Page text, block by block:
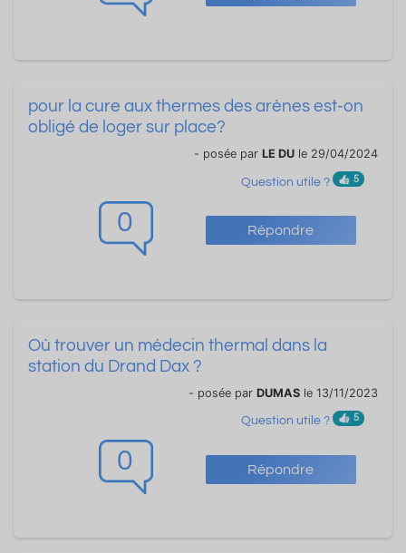
0 Répondre
pour la cure aux thermes des arènes est-on
obligé de loger sur place?
- posée par LE DU le 29/04/2024
Question utile ? 5
0 Répondre
Où trouver un médecin thermal dans la
station du Drand Dax ?
- posée par DUMAS le 13/11/2023
Question utile ? 5